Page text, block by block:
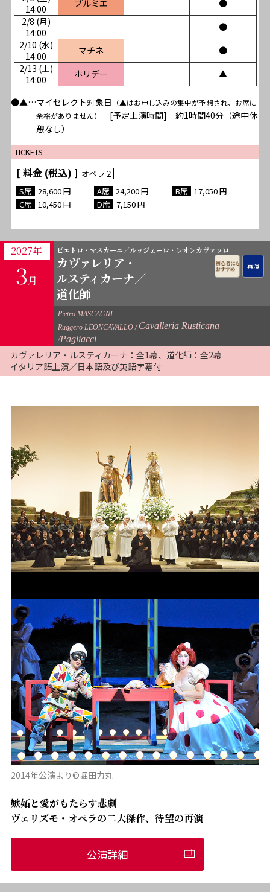
14:00
プルミエ
●
2/8 (月)
14:00
●
2/10 (水)
14:00
マチネ
●
2/13 (土)
14:00
ホリデー ▲
●▲…マイセレクト対象日 （▲はお申し込みの集中が予想され、お席に
余裕がありません）
[予定上演時間] 約1時間40分（途中休
憩なし）
TICKETS
[ 料金 (税込) ]
28,600 24,200
17,050
10,450
7,150
2027年
3月
ピエトロ・マスカーニ／ルッジェーロ・レオンカヴァッロ
カヴァレリア・
ルスティカーナ／
道化師
Pietro MASCAGNI
Ruggero LEONCAVALLO
Cavalleria Rusticana
/Pagliacci
カヴァレリア・ルスティカーナ：全1幕、道化師：全2幕
イタリア語上演／日本語及び英語字幕付
2014年公演より©堀田力丸
嫉妬と愛がもたらす悲劇
ヴェリズモ・オペラの二大傑作、待望の再演
公演詳細